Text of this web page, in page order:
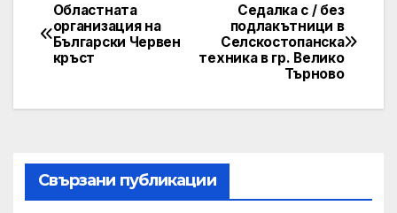
Post
navigation
Седалка с / без
подлакътници в
Селскостопанска
техника в гр. Велико
Търново
Областната
организация на
Български Червен
кръст
Свързани публикации